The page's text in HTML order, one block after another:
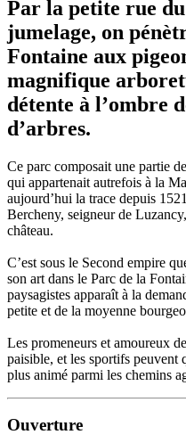
Par la petite rue
jumelage, on
Fontaine aux
magnifique
détente à l’ombre
d’arbres.
Ce parc composait une partie
qui appartenait autrefois à la
aujourd’hui la trace depuis
Bercheny, seigneur de
château.
C’est sous le Second empire
son art dans le Parc de la
paysagistes apparaît à la
petite et de la moyenne
Les promeneurs et amoureux
paisible, et les sportifs peuvent
plus animé parmi les chemins
Ouverture